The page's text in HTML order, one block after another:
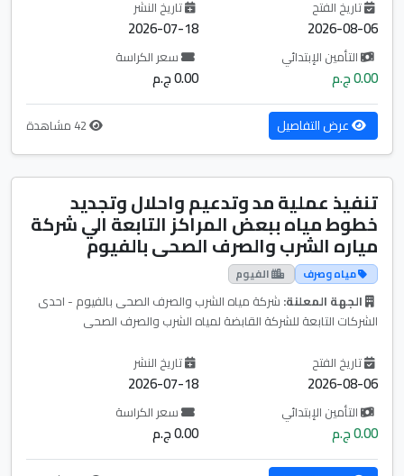
تاريخ الفتح
2026-08-06
تاريخ النشر
2026-07-18
التأمين الإبتدائي
0.00 ج.م
سعر الكراسة
0.00 ج.م
عرض التفاصيل
تنفيذ عملية مد وتدعيم واحلال وتجديد
خطوط مياه ببعض المراكز التابعة الي شركة
مياره الشرب والصرف الصحى بالفيوم
مياه وصرف الفيوم
الجهة المعلنة: شركة مياه الشرب والصرف الصحى بالفيوم - احدى
الشركات التابعة للشركة القابضة لمياه الشرب والصرف الصحى
تاريخ الفتح
2026-08-06
تاريخ النشر
2026-07-18
التأمين الإبتدائي
0.00 ج.م
سعر الكراسة
0.00 ج.م